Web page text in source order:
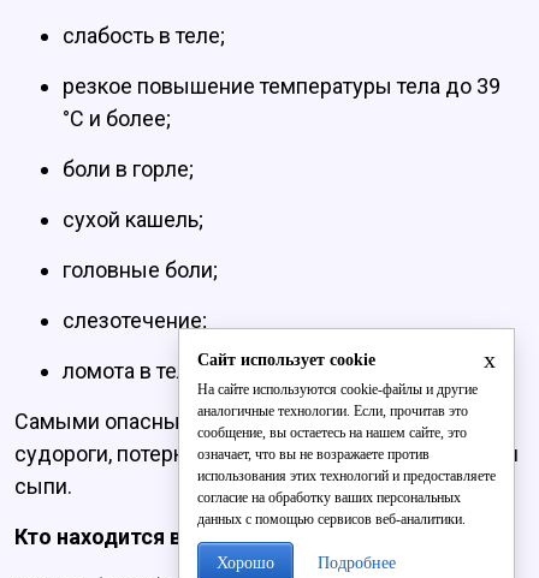
слабость в теле;
резкое повышение температуры тела до 39
°С и более;
боли в горле;
сухой кашель;
головные боли;
слезотечение;
ломота в теле и мышцах.
Самыми опасными симптомами медики считают
судороги, потерю сознания, рвоту, кровотечения и
сыпи.
Кто находится в группе риска?
x
Сайт использует cookie
На сайте используются cookie-файлы и другие
аналогичные технологии. Если, прочитав это
сообщение, вы остаетесь на нашем сайте, это
означает, что вы не возражаете против
использования этих технологий и предоставляете
согласие на обработку ваших персональных
данных с помощью сервисов веб-аналитики.
Хорошо Подробнее